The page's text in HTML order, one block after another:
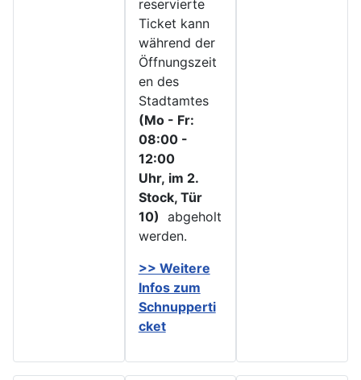
reservierte
Ticket kann
während der
Öffnungszeit
en des
Stadtamtes
(Mo - Fr:
08:00 -
12:00
Uhr, im 2.
Stock, Tür
10) abgeholt
werden.
>> Weitere
Infos zum
Schnupperti
cket